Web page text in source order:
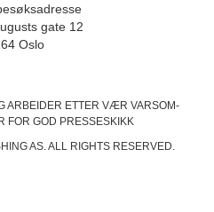
gate 12
Oslo
ARBEIDER ETTER VÆR VARSOM-
FOR GOD PRESSESKIKK
AS. ALL RIGHTS RESERVED.